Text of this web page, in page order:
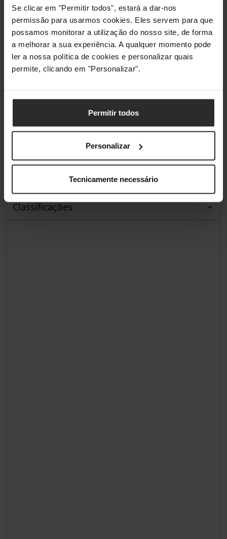
Se clicar em "Permitir todos", estará a dar-nos
permissão para usarmos cookies. Eles servem para que
possamos monitorar a utilização do nosso site, de forma
a melhorar a sua experiência. A qualquer momento pode
ler a nossa política de cookies e personalizar quais
permite, clicando em "Personalizar".
Permitir todos
Personalizar
Tecnicamente necessário
Conectividade
Tipo de Ligação USB
Materiais Alumínio
Iluminação
RGB
Classificações